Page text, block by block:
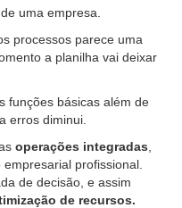
uma empresa.
processos parece uma
a planilha vai deixar
funções básicas além de
erros diminui.
operações integradas
profissional.
de decisão, e assim
de recursos.